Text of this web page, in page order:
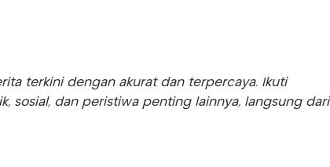
terkini dengan akurat dan terpercaya. Ikuti
sosial, dan peristiwa penting lainnya, langsung dari